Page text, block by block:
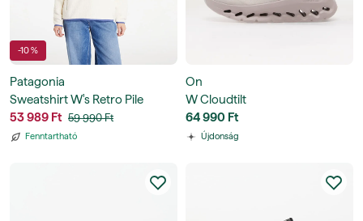
-10 %
Patagonia
Sweatshirt W's Retro Pile
Marsupial
53 989 Ft 59 990 Ft
Fenntartható
On
W Cloudtilt
64 990 Ft
Újdonság